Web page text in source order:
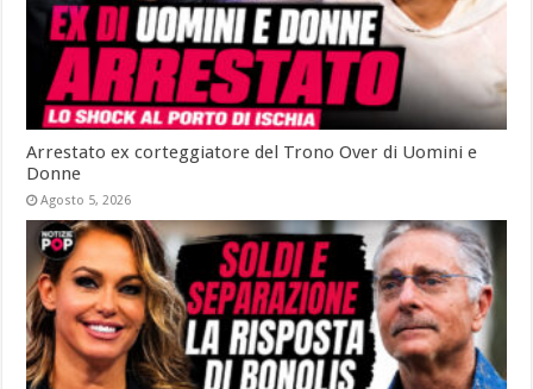
Arrestato ex corteggiatore del Trono Over di Uomini e
Donne
Agosto 5, 2026